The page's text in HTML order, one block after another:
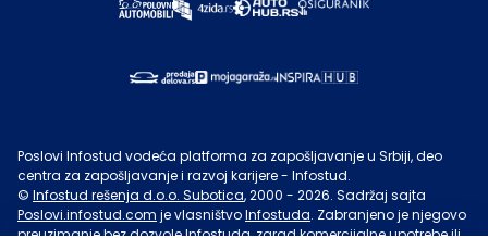
Poslovi Infostud vodeća platforma za zapošljavanje u Srbiji, deo
centra za zapošljavanje i razvoj karijere - Infostud.
© Infostud rešenja d.o.o. Subotica, 2000 - 2026. Sadržaj sajta
Poslovi.infostud.com je vlasništvoInfostuda. Zabranjeno je njegovo
preuzimanje bez dozvoleInfostuda, zarad komercijalne upotrebe ili